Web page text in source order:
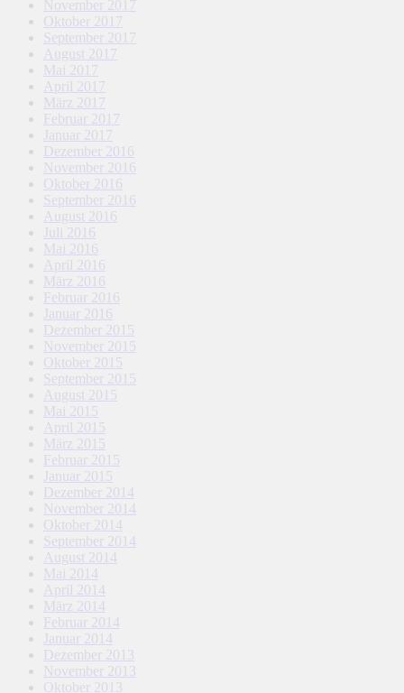
November 2017
Oktober 2017
September 2017
August 2017
Mai 2017
April 2017
März 2017
Februar 2017
Januar 2017
Dezember 2016
November 2016
Oktober 2016
September 2016
August 2016
Juli 2016
Mai 2016
April 2016
März 2016
Februar 2016
Januar 2016
Dezember 2015
November 2015
Oktober 2015
September 2015
August 2015
Mai 2015
April 2015
März 2015
Februar 2015
Januar 2015
Dezember 2014
November 2014
Oktober 2014
September 2014
August 2014
Mai 2014
April 2014
März 2014
Februar 2014
Januar 2014
Dezember 2013
November 2013
Oktober 2013